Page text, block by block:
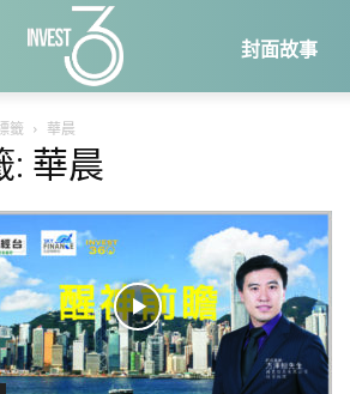
封面故事
籤 華晨
: 華晨